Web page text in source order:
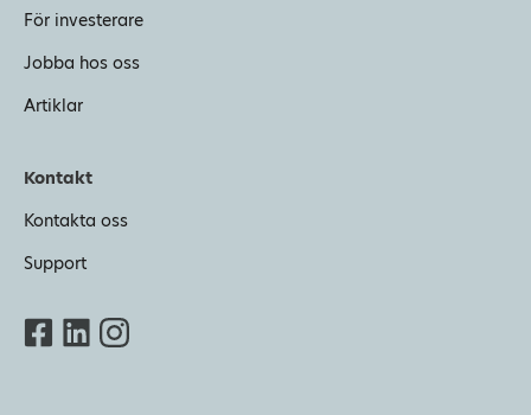
För investerare
Jobba hos oss
Artiklar
Kontakt
Kontakta oss
Support